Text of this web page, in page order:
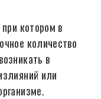
котором в
количество
в
или